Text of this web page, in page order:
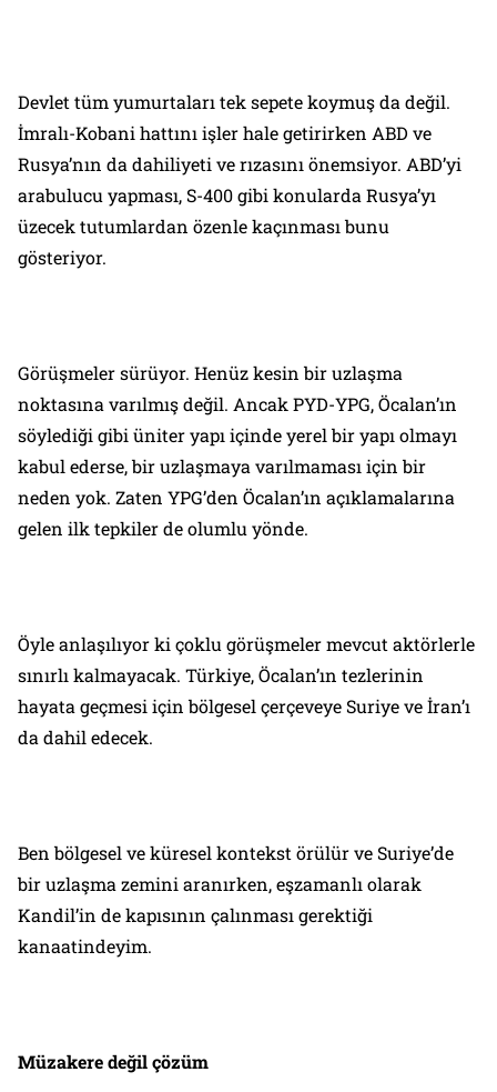
Devlet tüm yumurtaları tek sepete koymuş da değil.
İmralı-Kobani hattını işler hale getirirken ABD ve
Rusya’nın da dahiliyeti ve rızasını önemsiyor. ABD’yi
arabulucu yapması, S-400 gibi konularda Rusya’yı
üzecek tutumlardan özenle kaçınması bunu
gösteriyor.
Görüşmeler sürüyor. Henüz kesin bir uzlaşma
noktasına varılmış değil. Ancak PYD-YPG, Öcalan’ın
söylediği gibi üniter yapı içinde yerel bir yapı olmayı
kabul ederse, bir uzlaşmaya varılmaması için bir
neden yok. Zaten YPG’den Öcalan’ın açıklamalarına
gelen ilk tepkiler de olumlu yönde.
Öyle anlaşılıyor ki çoklu görüşmeler mevcut aktörlerle
sınırlı kalmayacak. Türkiye, Öcalan’ın tezlerinin
hayata geçmesi için bölgesel çerçeveye Suriye ve İran’ı
da dahil edecek.
Ben bölgesel ve küresel kontekst örülür ve Suriye’de
bir uzlaşma zemini aranırken, eşzamanlı olarak
Kandil’in de kapısının çalınması gerektiği
kanaatindeyim.
Müzakere değil çözüm